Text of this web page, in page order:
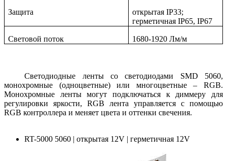
Защита
открытая IP33;
герметичная IP65, IP67
Световой поток 1680-1920 Лм/м
Светодиодные ленты со светодиодами SMD 5060,
монохромные (одноцветные) или многоцветные – RGB.
Монохромные ленты могут подключаться к диммеру для
регулировки яркости, RGB лента управляется с помощью
RGB контроллера и меняет цвета и оттенки свечения.
RT-5000 5060 | открытая 12V | герметичная 12V